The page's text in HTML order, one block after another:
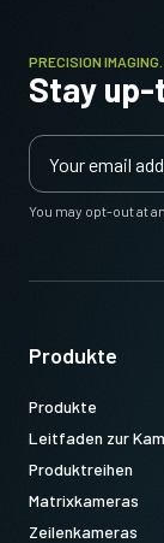
PRECISION
Stay
You may opt-out at
Produkte
Produkte
Leitfaden zur
Produktreihen
Matrixkameras
Zeilenkameras